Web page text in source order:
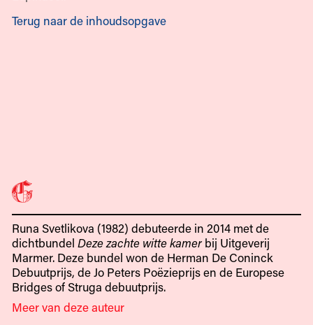
Terug naar de inhoudsopgave
Runa Svetlikova (1982) debuteerde in 2014 met de
dichtbundel Deze zachte witte kamerbij Uitgeverij
Marmer. Deze bundel won de Herman De Coninck
Debuutprijs, de Jo Peters Poëzieprijs en de Europese
Bridges of Struga debuutprijs.
Meer van deze auteur